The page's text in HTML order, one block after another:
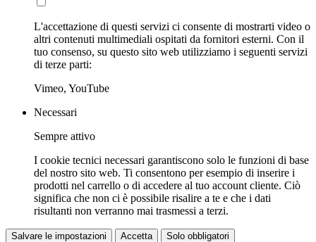
L'accettazione di questi servizi ci consente di mostrarti video o
altri contenuti multimediali ospitati da fornitori esterni. Con il
tuo consenso, su questo sito web utilizziamo i seguenti servizi
di terze parti:
Vimeo, YouTube
Necessari
Sempre attivo
I cookie tecnici necessari garantiscono solo le funzioni di base
del nostro sito web. Ti consentono per esempio di inserire i
prodotti nel carrello o di accedere al tuo account cliente. Ciò
significa che non ci è possibile risalire a te e che i dati
risultanti non verranno mai trasmessi a terzi.
Salvare le impostazioni Accetta Solo obbligatori